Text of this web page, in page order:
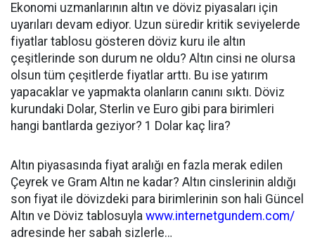
Ekonomi uzmanlarının altın ve döviz piyasaları için
uyarıları devam ediyor. Uzun süredir kritik seviyelerde
fiyatlar tablosu gösteren döviz kuru ile altın
çeşitlerinde son durum ne oldu? Altın cinsi ne olursa
olsun tüm çeşitlerde fiyatlar arttı. Bu ise yatırım
yapacaklar ve yapmakta olanların canını sıktı. Döviz
kurundaki Dolar, Sterlin ve Euro gibi para birimleri
hangi bantlarda geziyor? 1 Dolar kaç lira?
Altın piyasasında fiyat aralığı en fazla merak edilen
Çeyrek ve Gram Altın ne kadar? Altın cinslerinin aldığı
son fiyat ile dövizdeki para birimlerinin son hali Güncel
Altın ve Döviz tablosuyla www.internetgundem.com/
adresinde her sabah sizlerle…